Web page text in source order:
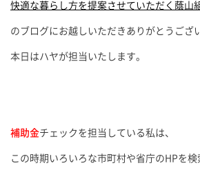
快適な暮らし方を提案させていただく蔭山
のブログにお越しいただきありがとうござ
本日はハヤが担当いたします。
補助金チェックを担当している私は、
この時期いろいろな市町村や省庁のHPを検